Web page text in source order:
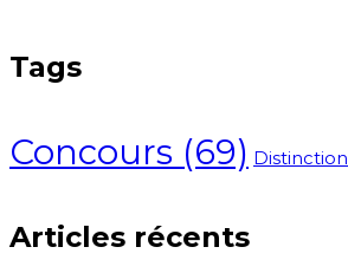
Tags
Concours (69) Distinction
Articles récents